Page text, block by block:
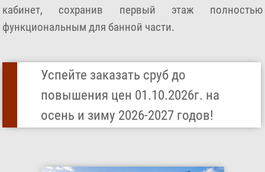
кабинет, сохранив первый этаж полностью
функциональным для банной части.
Успейте заказать сруб до
повышения цен 01.10.2026г. на
осень и зиму 2026-2027 годов!